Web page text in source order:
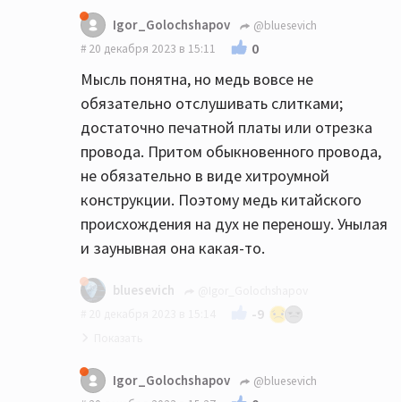
Да понятно что подделка всегда
останется подделкой, что на ней не
напиши...
Igor_Golochshapov
@bluesevich
20 декабря 2023 в 15:11
0
Мысль понятна, но медь вовсе не
обязательно отслушивать слитками;
достаточно печатной платы или отрезка
провода. Притом обыкновенного провода,
не обязательно в виде хитроумной
конструкции. Поэтому медь китайского
происхождения на дух не переношу. Унылая
и заунывная она какая-то.
bluesevich
-9
Вы сначала докажите, что она именно
китайская, а швейцарская именно в горах
Igor_Golochshapov
@bluesevich